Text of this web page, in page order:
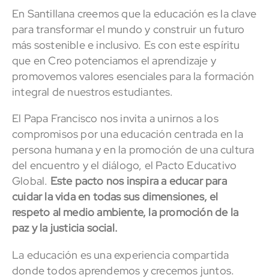
En Santillana creemos que la educación es la clave
para transformar el mundo y construir un futuro
más sostenible e inclusivo. Es con este espíritu
que en Creo potenciamos el aprendizaje y
promovemos valores esenciales para la formación
integral de nuestros estudiantes.
El Papa Francisco nos invita a unirnos a los
compromisos por una educación centrada en la
persona humana y en la promoción de una cultura
del encuentro y el diálogo, el Pacto Educativo
Global. Este pacto nos inspira a educar para
cuidar la vida en todas sus dimensiones, el
respeto al medio ambiente, la promoción de la
paz y la justicia social.
La educación es una experiencia compartida
donde todos aprendemos y crecemos juntos.